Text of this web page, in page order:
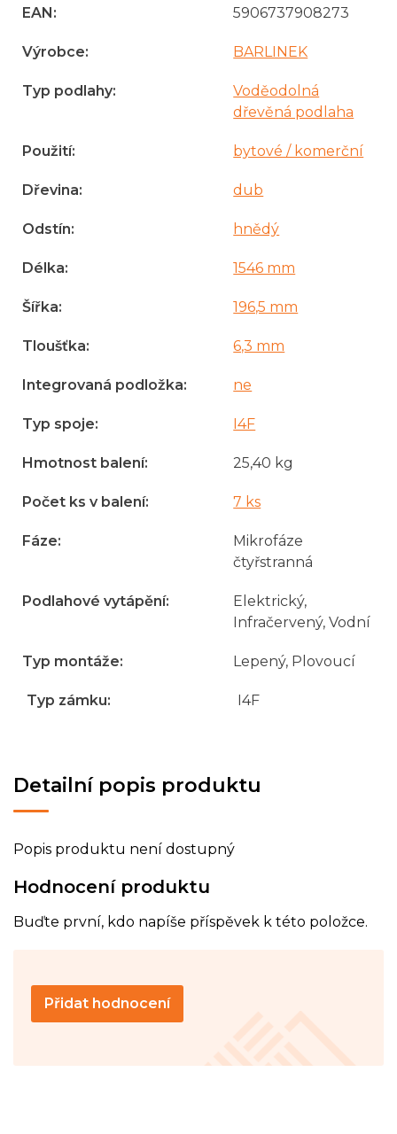
Detailní popis produktu
Popis produktu není dostupný
EAN: 5906737908273
Výrobce: BARLINEK
Typ podlahy:
Voděodolná
dřevěná podlaha
Použití: bytové / komerční
Dřevina: dub
Odstín: hnědý
Délka: 1546 mm
Šířka: 196,5 mm
Tloušťka: 6,3 mm
Integrovaná podložka: ne
Typ spoje: I4F
Hmotnost balení: 25,40 kg
Počet ks v balení: 7 ks
Fáze:
Mikrofáze
čtyřstranná
Podlahové vytápění:
Elektrický,
Infračervený, Vodní
Typ montáže: Lepený, Plovoucí
Typ zámku: I4F
Hodnocení produktu
Buďte první, kdo napíše příspěvek k této položce.
Přidat hodnocení